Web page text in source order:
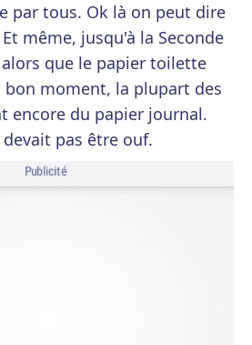
par tous. Ok là on peut dire
même, jusqu'à la Seconde
que le papier toilette
moment, la plupart des
encore du papier journal.
pas être ouf.
Publicité